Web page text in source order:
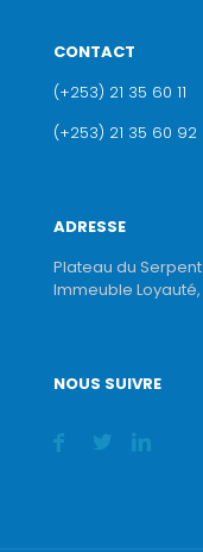
CONTACT
(+253) 21 35 60 11
(+253) 21 35 60 92
ADRESSE
Plateau du
Immeuble
NOUS SUIVRE